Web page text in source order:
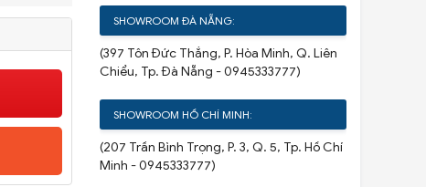
SHOWROOM ĐÀ NẴNG:
(397 Tôn Đức Thắng, P. Hòa Minh, Q. Liên
Chiểu, Tp. Đà Nẵng - 0945333777)
SHOWROOM HỒ CHÍ MINH:
(207 Trần Bình Trọng, P. 3, Q. 5, Tp. Hồ Chí
Minh - 0945333777)